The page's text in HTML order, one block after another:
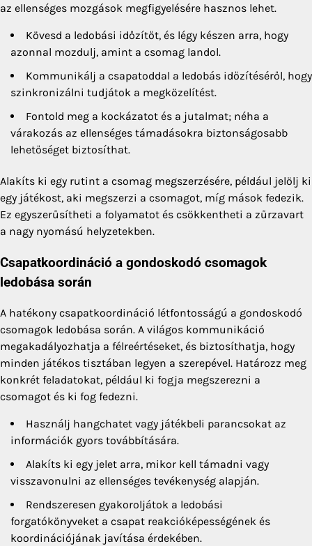
az ellenséges mozgások megfigyelésére hasznos lehet.
Kövesd a ledobási időzítőt, és légy készen arra, hogy
azonnal mozdulj, amint a csomag landol.
Kommunikálj a csapatoddal a ledobás időzítéséről, hogy
szinkronizálni tudjátok a megközelítést.
Fontold meg a kockázatot és a jutalmat; néha a
várakozás az ellenséges támadásokra biztonságosabb
lehetőséget biztosíthat.
Alakíts ki egy rutint a csomag megszerzésére, például jelölj ki
egy játékost, aki megszerzi a csomagot, míg mások fedezik.
Ez egyszerűsítheti a folyamatot és csökkentheti a zűrzavart
a nagy nyomású helyzetekben.
Csapatkoordináció a gondoskodó csomagok
ledobása során
A hatékony csapatkoordináció létfontosságú a gondoskodó
csomagok ledobása során. A világos kommunikáció
megakadályozhatja a félreértéseket, és biztosíthatja, hogy
minden játékos tisztában legyen a szerepével. Határozz meg
konkrét feladatokat, például ki fogja megszerezni a
csomagot és ki fog fedezni.
Használj hangchatet vagy játékbeli parancsokat az
információk gyors továbbítására.
Alakíts ki egy jelet arra, mikor kell támadni vagy
visszavonulni az ellenséges tevékenység alapján.
Rendszeresen gyakoroljátok a ledobási
forgatókönyveket a csapat reakcióképességének és
koordinációjának javítása érdekében.